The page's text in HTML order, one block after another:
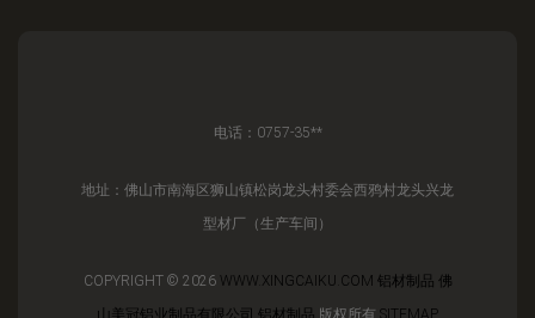
电话：0757-35**
地址：佛山市南海区狮山镇松岗龙头村委会西鸦村龙头兴龙
型材厂（生产车间）
COPYRIGHT © 2026 WWW.XINGCAIKU.COM 铝材制品 佛
山美冠铝业制品有限公司 铝材制品 版权所有 SITEMAP